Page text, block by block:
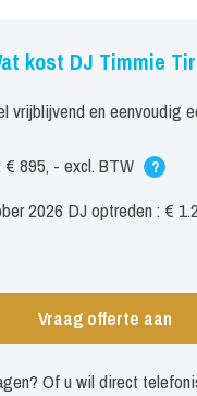
kost DJ Timmie
vrijblijvend en eenvoudig
€ 895, - excl. BTW ?
2026 DJ optreden : €
Vraag offerte aan
Of u wil direct